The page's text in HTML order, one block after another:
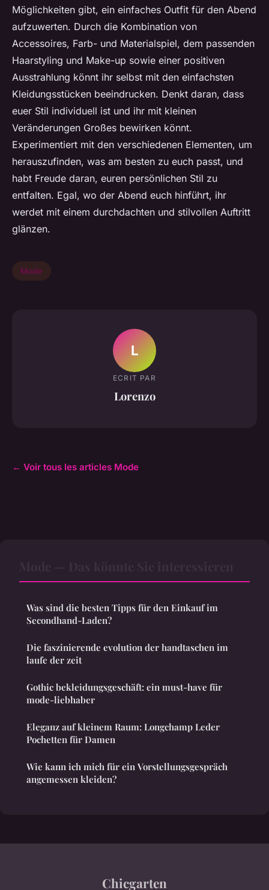
Möglichkeiten gibt, ein einfaches Outfit für den Abend
aufzuwerten. Durch die Kombination von
Accessoires, Farb- und Materialspiel, dem passenden
Haarstyling und Make-up sowie einer positiven
Ausstrahlung könnt ihr selbst mit den einfachsten
Kleidungsstücken beeindrucken. Denkt daran, dass
euer Stil individuell ist und ihr mit kleinen
Veränderungen Großes bewirken könnt.
Experimentiert mit den verschiedenen Elementen, um
herauszufinden, was am besten zu euch passt, und
habt Freude daran, euren persönlichen Stil zu
entfalten. Egal, wo der Abend euch hinführt, ihr
werdet mit einem durchdachten und stilvollen Auftritt
glänzen.
Mode
L
ECRIT PAR
Lorenzo
← Voir tous les articles Mode
Was sind die besten Tipps für den Einkauf im
Secondhand-Laden?
Die faszinierende evolution der handtaschen im
laufe der zeit
Gothic bekleidungsgeschäft: ein must-have für
mode-liebhaber
Eleganz auf kleinem Raum: Longchamp Leder
Pochetten für Damen
Wie kann ich mich für ein Vorstellungsgespräch
angemessen kleiden?
Chicgarten